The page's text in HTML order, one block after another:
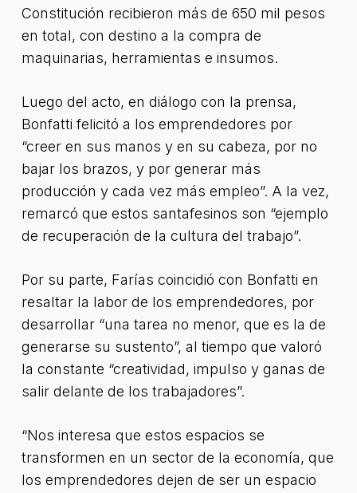
Constitución recibieron más de 650 mil pesos
en total, con destino a la compra de
maquinarias, herramientas e insumos.
Luego del acto, en diálogo con la prensa,
Bonfatti felicitó a los emprendedores por
“creer en sus manos y en su cabeza, por no
bajar los brazos, y por generar más
producción y cada vez más empleo”. A la vez,
remarcó que estos santafesinos son “ejemplo
de recuperación de la cultura del trabajo”.
Por su parte, Farías coincidió con Bonfatti en
resaltar la labor de los emprendedores, por
desarrollar “una tarea no menor, que es la de
generarse su sustento”, al tiempo que valoró
la constante “creatividad, impulso y ganas de
salir delante de los trabajadores”.
“Nos interesa que estos espacios se
transformen en un sector de la economía, que
los emprendedores dejen de ser un espacio